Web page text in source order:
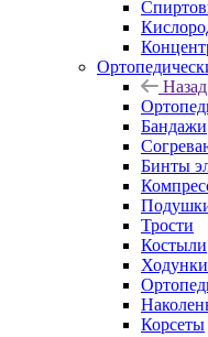
Назад
Бандажи
Бинты
Трости
Костыли
Ходунки
Корсеты